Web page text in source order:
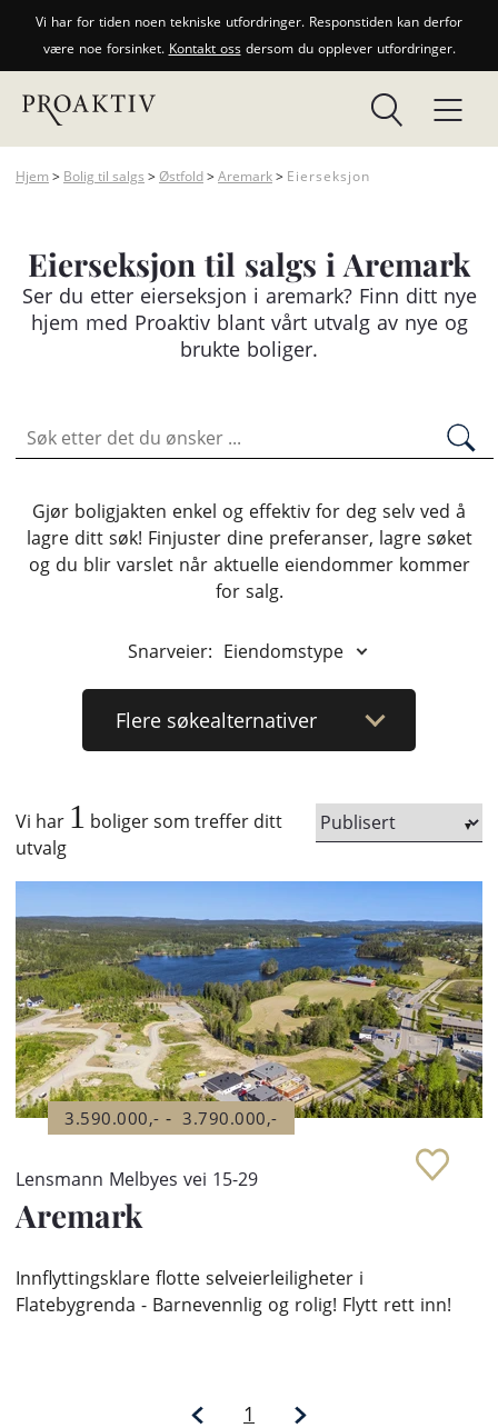
Vi har for tiden noen tekniske utfordringer. Responstiden kan derfor
være noe forsinket. Kontakt ossdersom du opplever utfordringer.
Hjem > Bolig til salgs >Østfold>Aremark> Eierseksjon
Eierseksjon til salgs i Aremark
Ser du etter eierseksjon i aremark? Finn ditt nye
hjem med Proaktiv blant vårt utvalg av nye og
brukte boliger.
Gjør boligjakten enkel og effektiv for deg selv ved å
lagre ditt søk! Finjuster dine preferanser, lagre søket
og du blir varslet når aktuelle eiendommer kommer
for salg.
Snarveier: Eiendomstype
Flere søkealternativer
Vi har 1 boliger som treffer ditt
utvalg
3.590.000,- - 3.790.000,-
Lensmann Melbyes vei 15-29
Aremark
Innflyttingsklare flotte selveierleiligheter i
Flatebygrenda - Barnevennlig og rolig! Flytt rett inn!
1